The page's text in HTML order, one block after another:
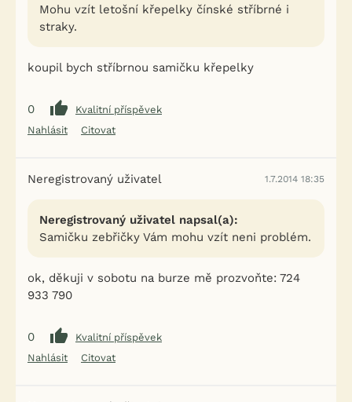
Mohu vzít letošní křepelky čínské stříbrné i
straky.
koupil bych stříbrnou samičku křepelky
0
Kvalitní příspěvek
Nahlásit
Citovat
Neregistrovaný uživatel 1.7.2014 18:35
Neregistrovaný uživatel napsal(a):
Samičku zebřičky Vám mohu vzít neni problém.
ok, děkuji v sobotu na burze mě prozvoňte: 724
933 790
0
Kvalitní příspěvek
Nahlásit
Citovat